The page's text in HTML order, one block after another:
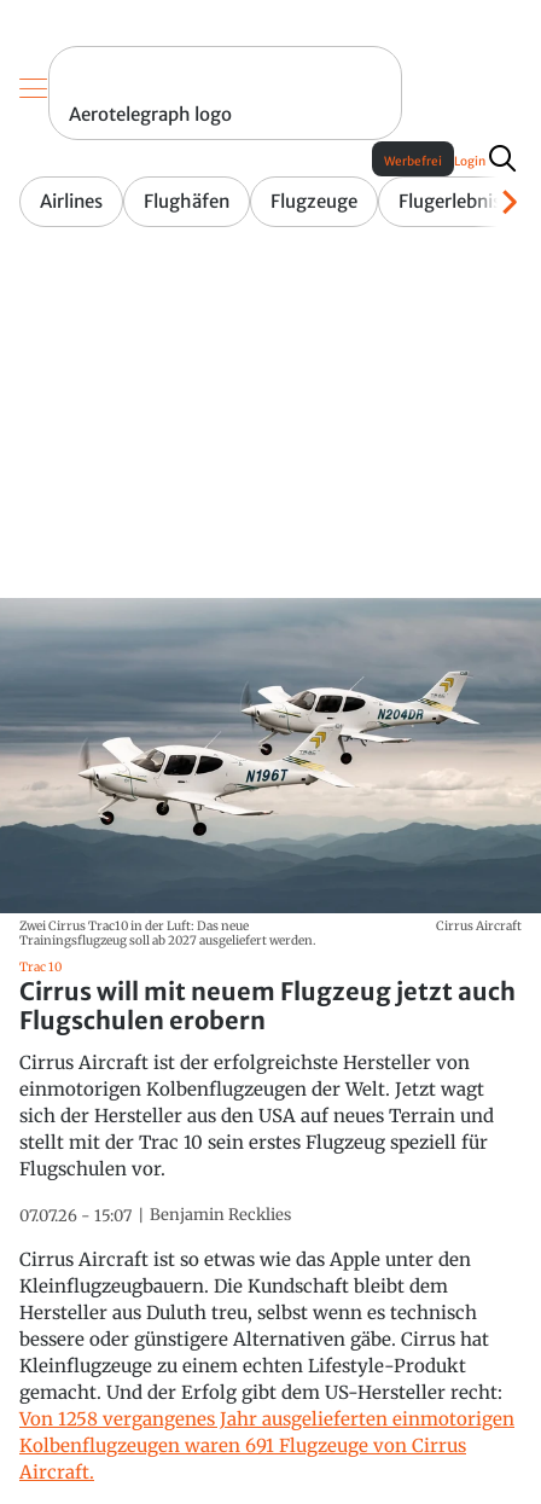
Aerotelegraph logo
Airlines Flughäfen Flugzeuge Flugerlebnis
Werbefrei Login
Zwei Cirrus Trac10 in der Luft: Das neue
Trainingsflugzeug soll ab 2027 ausgeliefert werden.
Cirrus Aircraft
Trac 10
Cirrus will mit neuem Flugzeug jetzt auch
Flugschulen erobern
Cirrus Aircraft ist der erfolgreichste Hersteller von
einmotorigen Kolbenflugzeugen der Welt. Jetzt wagt
sich der Hersteller aus den USA auf neues Terrain und
stellt mit der Trac 10 sein erstes Flugzeug speziell für
Flugschulen vor.
07.07.26 - 15:07 Benjamin Recklies
Cirrus Aircraft ist so etwas wie das Apple unter den
Kleinflugzeugbauern. Die Kundschaft bleibt dem
Hersteller aus Duluth treu, selbst wenn es technisch
bessere oder günstigere Alternativen gäbe. Cirrus hat
Kleinflugzeuge zu einem echten Lifestyle-Produkt
gemacht. Und der Erfolg gibt dem US-Hersteller recht:
Von 1258 vergangenes Jahr ausgelieferten einmotorigen
Kolbenflugzeugen waren 691 Flugzeuge von Cirrus
Aircraft.